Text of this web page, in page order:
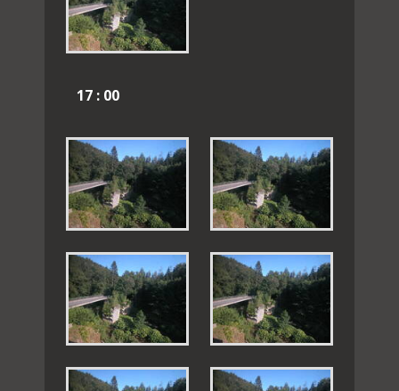
17 : 00